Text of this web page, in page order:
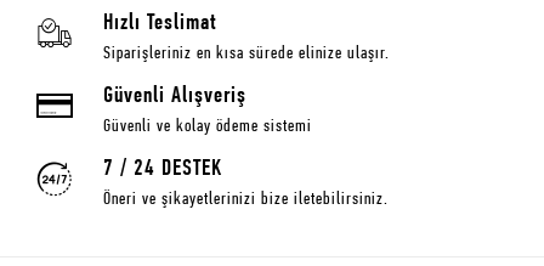
Hızlı Teslimat
Siparişleriniz en kısa sürede elinize ulaşır.
Güvenli Alışveriş
Güvenli ve kolay ödeme sistemi
7 / 24 DESTEK
Öneri ve şikayetlerinizi bize iletebilirsiniz.